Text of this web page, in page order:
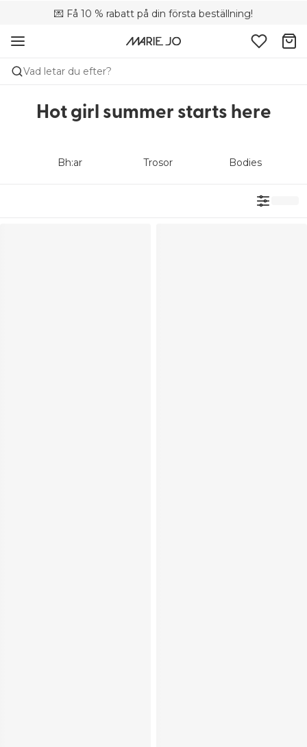
💌 Få 10 % rabatt på din första beställning!
🚚 Fri leverans vid köp över 699 SEK
📦 Kostnadsfria returer
Vad letar du efter?
Hot girl summer starts here
Bh:ar Trosor Bodies